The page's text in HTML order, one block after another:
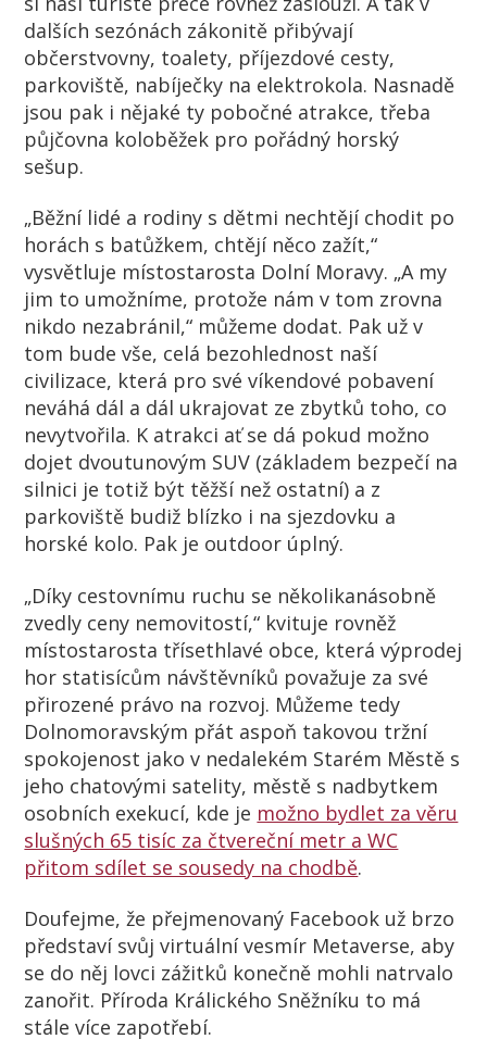
dalších sezónách zákonitě přibývají
občerstvovny, toalety, příjezdové cesty,
parkoviště, nabíječky na elektrokola. Nasnadě
jsou pak i nějaké ty pobočné atrakce, třeba
půjčovna koloběžek pro pořádný horský
sešup.
„Běžní lidé a rodiny s dětmi nechtějí chodit po
horách s batůžkem, chtějí něco zažít,“
vysvětluje místostarosta Dolní Moravy. „A my
jim to umožníme, protože nám v tom zrovna
nikdo nezabránil,“ můžeme dodat. Pak už v
tom bude vše, celá bezohlednost naší
civilizace, která pro své víkendové pobavení
neváhá dál a dál ukrajovat ze zbytků toho, co
nevytvořila. K atrakci ať se dá pokud možno
dojet dvoutunovým SUV (základem bezpečí na
silnici je totiž být těžší než ostatní) a z
parkoviště budiž blízko i na sjezdovku a
horské kolo. Pak je outdoor úplný.
„Díky cestovnímu ruchu se několikanásobně
zvedly ceny nemovitostí,“ kvituje rovněž
místostarosta třísethlavé obce, která výprodej
hor statisícům návštěvníků považuje za své
přirozené právo na rozvoj. Můžeme tedy
Dolnomoravským přát aspoň takovou tržní
spokojenost jako v nedalekém Starém Městě s
jeho chatovými satelity, městě s nadbytkem
osobních exekucí, kde je možno bydlet za věru
slušných 65 tisíc za čtvereční metr a WC
přitom sdílet se sousedy na chodbě.
Doufejme, že přejmenovaný Facebook už brzo
představí svůj virtuální vesmír Metaverse, aby
se do něj lovci zážitků konečně mohli natrvalo
zanořit. Příroda Králického Sněžníku to má
stále více zapotřebí.